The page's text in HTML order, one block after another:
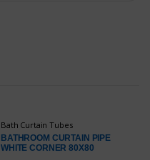
Bath Curtain Tubes
BATHROOM CURTAIN PIPE
WHITE CORNER 80Χ80